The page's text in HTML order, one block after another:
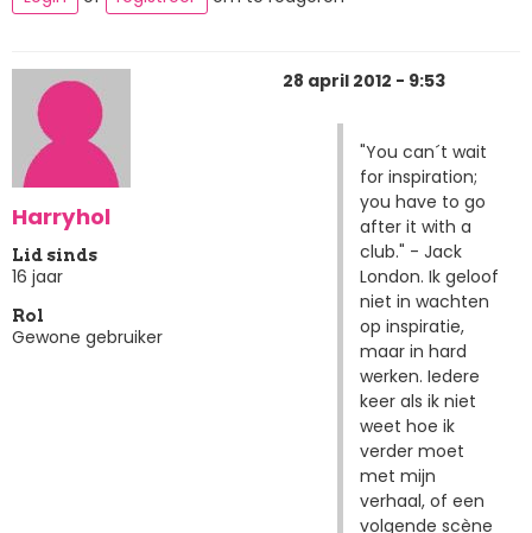
Harryhol
Lid sinds
16 jaar
Rol
Gewone gebruiker
28 april 2012 - 9:53
"You can´t wait
for inspiration;
you have to go
after it with a
club." - Jack
London. Ik geloof
niet in wachten
op inspiratie,
maar in hard
werken. Iedere
keer als ik niet
weet hoe ik
verder moet
met mijn
verhaal, of een
volgende scène